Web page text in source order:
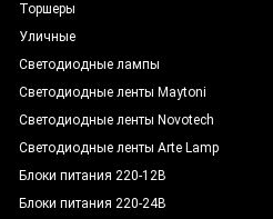
Торшеры
Уличные
Светодиодные лампы
Светодиодные ленты Maytoni
Светодиодные ленты Novotech
Светодиодные ленты Arte Lamp
Блоки питания 220-12В
Блоки питания 220-24В